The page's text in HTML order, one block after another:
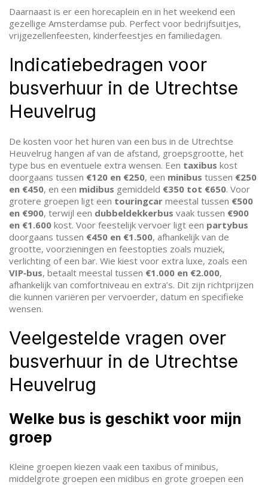
Daarnaast is er een horecaplein en in het weekend een
gezellige Amsterdamse pub. Perfect voor bedrijfsuitjes,
vrijgezellenfeesten, kinderfeestjes en familiedagen.
Indicatiebedragen voor
busverhuur in de Utrechtse
Heuvelrug
De kosten voor het huren van een bus in de Utrechtse
Heuvelrug hangen af van de afstand, groepsgrootte, het
type bus en eventuele extra wensen. Een taxibus kost
doorgaans tussen €120 en €250, een minibus tussen €250
en €450, en een midibus gemiddeld €350 tot €650. Voor
grotere groepen ligt een touringcar meestal tussen €500
en €900, terwijl een dubbeldekkerbus vaak tussen €900
en €1.600 kost. Voor feestelijk vervoer ligt een partybus
doorgaans tussen €450 en €1.500, afhankelijk van de
grootte, voorzieningen en feestopties zoals muziek,
verlichting of een bar. Wie kiest voor extra luxe, zoals een
VIP‑bus, betaalt meestal tussen €1.000 en €2.000,
afhankelijk van comfortniveau en extra’s. Dit zijn richtprijzen
die kunnen variëren per vervoerder, datum en specifieke
wensen.
Veelgestelde vragen over
busverhuur in de Utrechtse
Heuvelrug
Welke bus is geschikt voor mijn
groep
Kleine groepen kiezen vaak een taxibus of minibus,
middelgrote groepen een midibus en grote groepen een